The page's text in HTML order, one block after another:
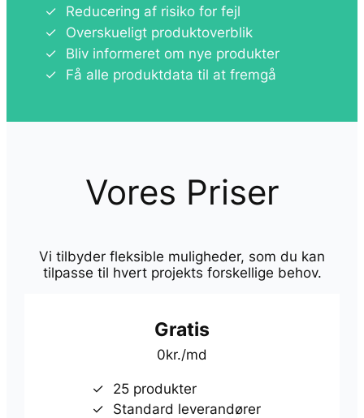
Reducering af risiko for fejl
Overskueligt produktoverblik
Bliv informeret om nye produkter
Få alle produktdata til at fremgå
Vores Priser
Vi tilbyder fleksible muligheder, som du kan
tilpasse til hvert projekts forskellige behov.
Gratis
0kr./md
25 produkter
Standard leverandører